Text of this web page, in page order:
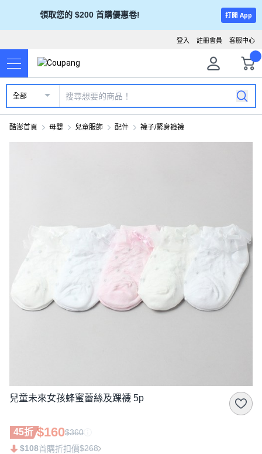
領取您的 $200 首購優惠卷! 打開 App
客服中心
註冊會員
登入
全部
酷澎首頁 母嬰 兒童服飾 配件 襪子/緊身褲襪
兒童未來女孩蜂蜜蕾絲及踝襪 5p
45折 $160$360
$108首購折扣價$268